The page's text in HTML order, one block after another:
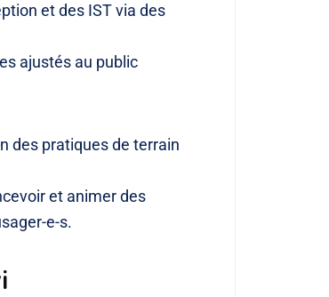
et des IST via des
ajustés au public
des pratiques de terrain
et animer des
e-s.